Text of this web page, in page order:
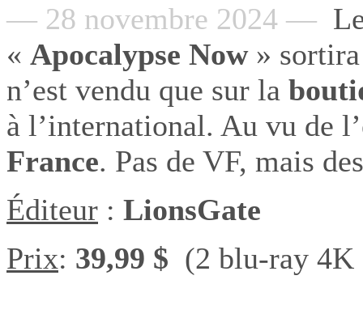
— 28 novembre 2024 —
« Apocalypse Now»
n’est vendu que sur la
à l’international. Au vu de
France. Pas de VF, mais
Éditeur : LionsGate
Prix: 39,99 $ (2 blu-ray